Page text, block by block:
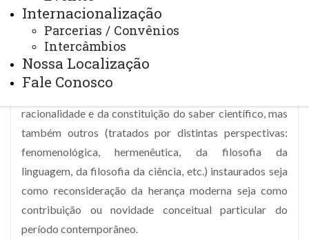
Internacionalização
Parcerias / Convênios
Intercâmbios
Nossa Localização
Fale Conosco
Conhecimento” pretende investigar temas e problemas
concernentes à articulação entre os âmbitos metafísico
e epistemológico construída/desconstruída ao longo da
modernidade e da contemporaneidade. Destacam-se os
racionalidade e da constituição do saber científico, mas
também outros (tratados por distintas perspectivas:
fenomenológica, hermenêutica, da filosofia da
linguagem, da filosofia da ciência, etc.) instaurados seja
como reconsideração da herança moderna seja como
contribuição ou novidade conceitual particular do
período contemporâneo.